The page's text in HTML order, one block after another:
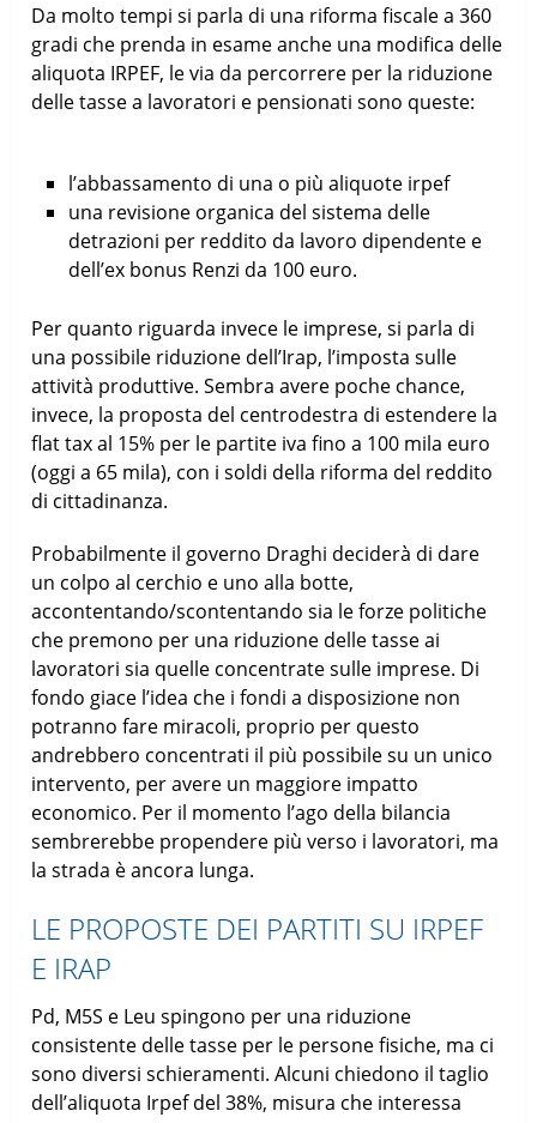
Da molto tempi si parla di una riforma fiscale a 360
gradi che prenda in esame anche una modifica delle
aliquota IRPEF, le via da percorrere per la riduzione
delle tasse a lavoratori e pensionati sono queste:
l’abbassamento di una o più aliquote irpef
una revisione organica del sistema delle
detrazioni per reddito da lavoro dipendente e
dell’ex bonus Renzi da 100 euro.
Per quanto riguarda invece le imprese, si parla di
una possibile riduzione dell’Irap, l’imposta sulle
attività produttive. Sembra avere poche chance,
invece, la proposta del centrodestra di estendere la
flat tax al 15% per le partite iva fino a 100 mila euro
(oggi a 65 mila), con i soldi della riforma del reddito
di cittadinanza.
Probabilmente il governo Draghi deciderà di dare
un colpo al cerchio e uno alla botte,
accontentando/scontentando sia le forze politiche
che premono per una riduzione delle tasse ai
lavoratori sia quelle concentrate sulle imprese. Di
fondo giace l’idea che i fondi a disposizione non
potranno fare miracoli, proprio per questo
andrebbero concentrati il più possibile su un unico
intervento, per avere un maggiore impatto
economico. Per il momento l’ago della bilancia
sembrerebbe propendere più verso i lavoratori, ma
la strada è ancora lunga.
LE PROPOSTE DEI PARTITI SU IRPEF
E IRAP
Pd, M5S e Leu spingono per una riduzione
consistente delle tasse per le persone fisiche, ma ci
sono diversi schieramenti. Alcuni chiedono il taglio
dell’aliquota Irpef del 38%, misura che interessa